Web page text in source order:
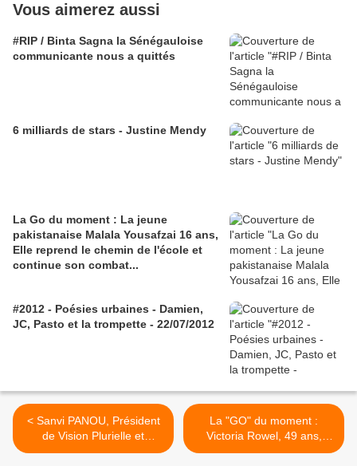
Vous aimerez aussi
#RIP / Binta Sagna la Sénégauloise
communicante nous a quittés
6 milliards de stars - Justine Mendy
La Go du moment : La jeune
pakistanaise Malala Yousafzai 16 ans,
Elle reprend le chemin de l'école et
continue son combat...
#2012 - Poésies urbaines - Damien,
JC, Pasto et la trompette - 22/07/2012
< Sanvi PANOU, Président
de Vision Plurielle et
RICHARD FLASH le
La "GO" du moment :
Victoria Rowel, 49 ans,
comedienne Américaine. >